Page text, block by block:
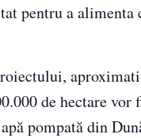
pentru a
de hectare
pompată din